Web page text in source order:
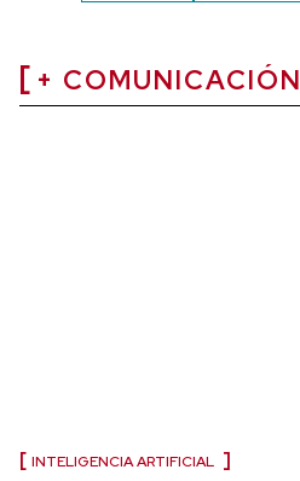
+ COMUNICACIÓN
INTELIGENCIA ARTIFICIAL